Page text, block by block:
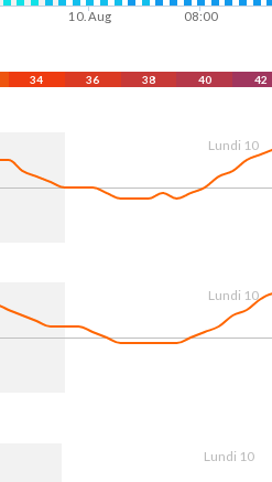
10. Aug 08:00
34 36 38 40 42
Lundi 10
Lundi 10
Lundi 10